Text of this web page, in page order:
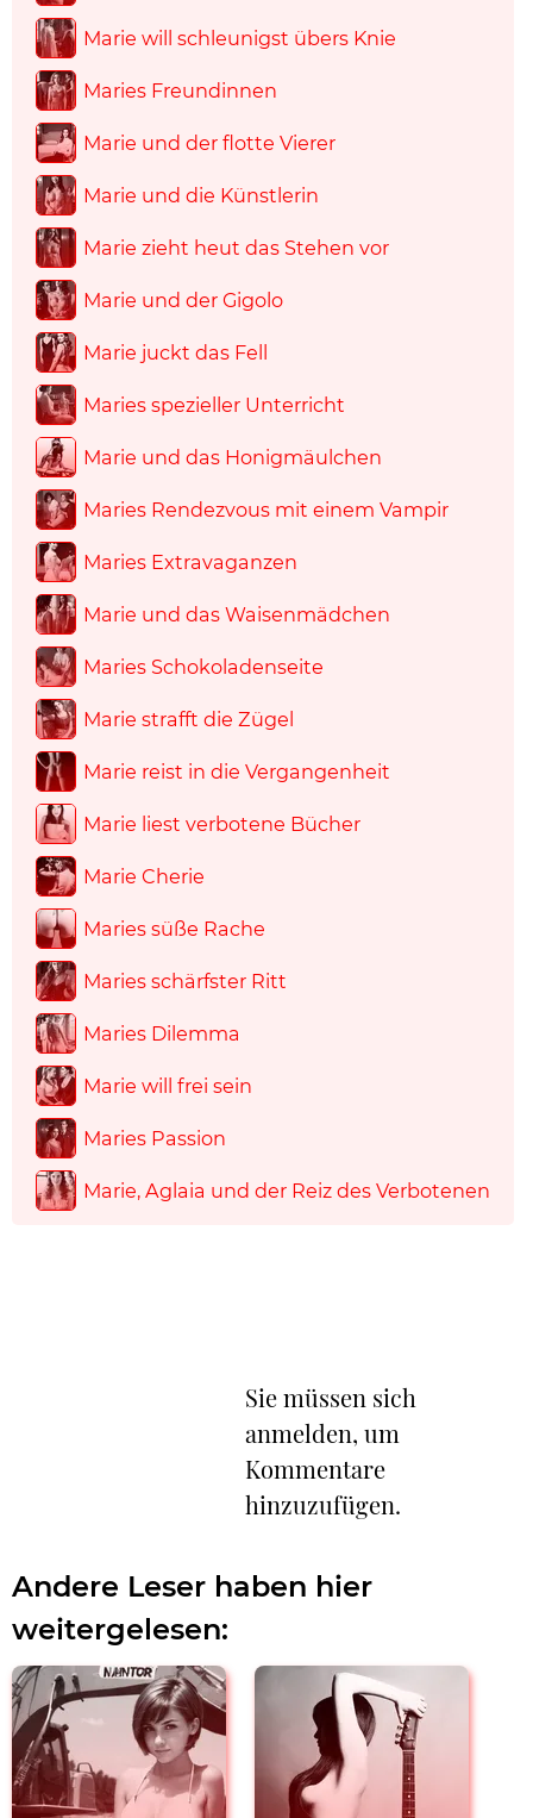
Marie will schleunigst übers Knie
Maries Freundinnen
Marie und der flotte Vierer
Marie und die Künstlerin
Marie zieht heut das Stehen vor
Marie und der Gigolo
Marie juckt das Fell
Maries spezieller Unterricht
Marie und das Honigmäulchen
Maries Rendezvous mit einem Vampir
Maries Extravaganzen
Marie und das Waisenmädchen
Maries Schokoladenseite
Marie strafft die Zügel
Marie reist in die Vergangenheit
Marie liest verbotene Bücher
Marie Cherie
Maries süße Rache
Maries schärfster Ritt
Maries Dilemma
Marie will frei sein
Maries Passion
Marie, Aglaia und der Reiz des Verbotenen
Sie müssen sich
anmelden, um
Kommentare
hinzuzufügen.
Andere Leser haben hier
weitergelesen: